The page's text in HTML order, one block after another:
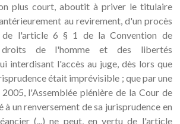
plus court, aboutit à priver le titulaire
au revirement, d'un procès
de l'article 6 § 1 de la Convention de
droits de l'homme et des libertés
interdisant l'accès au juge, dès lors que
était imprévisible ; que par une
l'Assemblée plénière de la Cour de
à un renversement de sa jurisprudence en
(...) ne peut, en vertu de l'article